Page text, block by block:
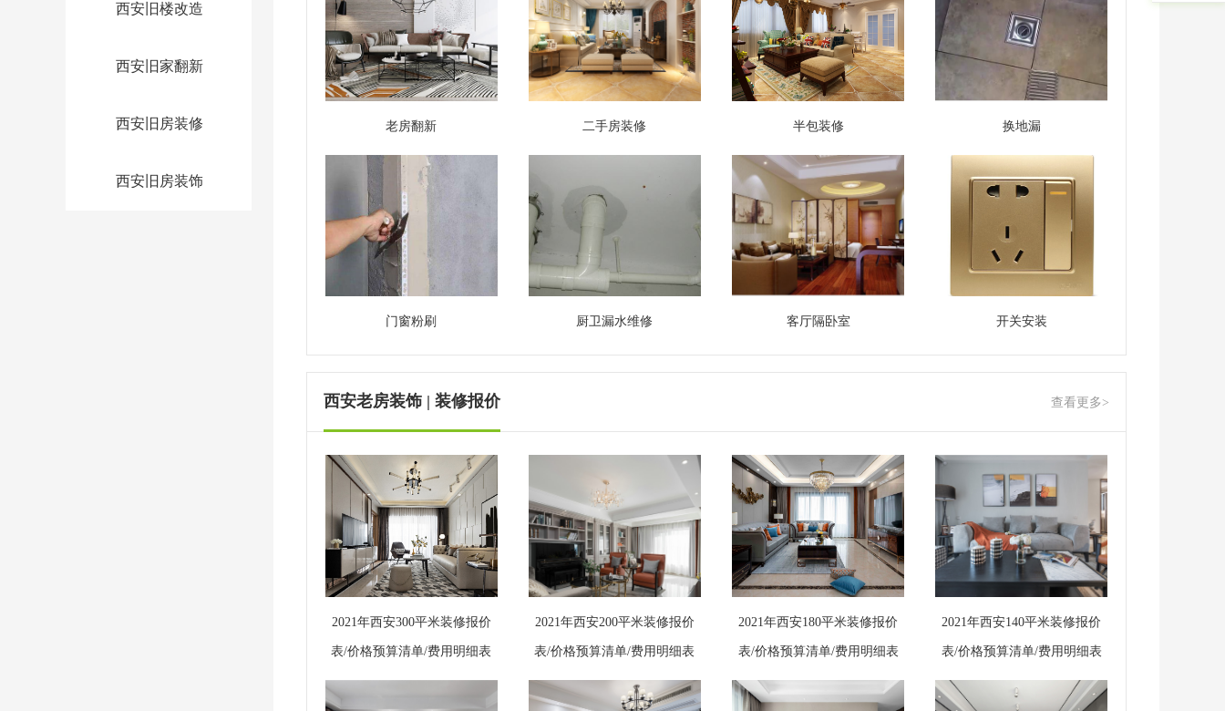
西安旧楼改造
西安旧家翻新
西安旧房装修
西安旧房装饰
老房翻新 二手房装修 半包装修 换地漏
门窗粉刷 厨卫漏水维修 客厅隔卧室 开关安装
西安老房装饰 | 装修报价 查看更多>
2021年西安300平米装修报价
表/价格预算清单/费用明细表
2021年西安200平米装修报价
表/价格预算清单/费用明细表
2021年西安180平米装修报价
表/价格预算清单/费用明细表
2021年西安140平米装修报价
表/价格预算清单/费用明细表